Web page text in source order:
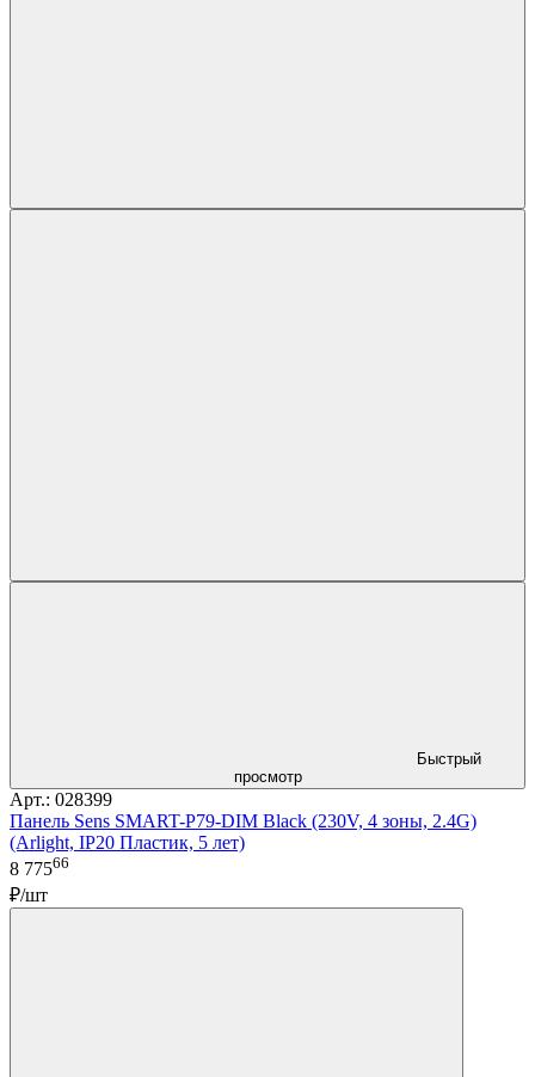
Быстрый
просмотр
Арт.: 028399
Панель Sens SMART-P79-DIM Black (230V, 4 зоны, 2.4G)
(Arlight, IP20 Пластик, 5 лет)
8 77566
₽/шт